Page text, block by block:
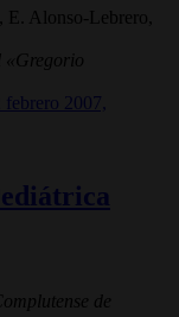
E. Alonso-Lebrero,
«Gregorio
2007,
de